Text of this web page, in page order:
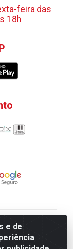
e de
feira das
18h
- Praça da
135 - CNPJ